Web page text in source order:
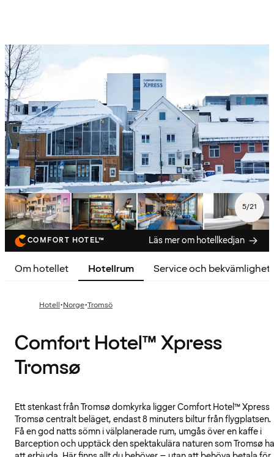
5/21
COMFORT HOTEL™ Läs mer om hotellkedjan
Om hotellet Hotellrum Service och
Hotell·Norge·Tromsö
Comfort Hotel™ Xpress
Tromsø
Ett stenkast från Tromsø domkyrka ligger Comfort Hotel™ Xpress
Tromsø centralt beläget, endast 8 minuters biltur från flygplatsen.
Få en god natts sömn i välplanerade rum, umgås över en kaffe i
Barception och upptäck den spektakulära naturen som Tromsø